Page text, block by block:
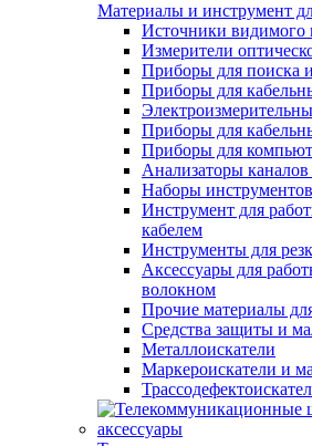
Материалы и инструмент
Источники видимого
Измерители
Приборы для поиска
Приборы для
Приборы для
Приборы для
Анализаторы
Наборы инструментов
Инструмент для
кабелем
Инструменты для
Аксессуары для
волокном
Прочие материалы
Средства защиты и
Металлоискатели
Маркероискатели и